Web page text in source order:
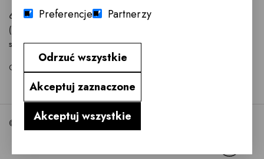
603 752 799
(81) 745-96-30
s.noszczyk@nelissen.pl
GODZINY OTWARCIA : Poniedziałek - Sobota 10.00 - 18.00
©2026 Nelissen.pl
Preferencje
Partnerzy
Odrzuć wszystkie
Akceptuj zaznaczone
Akceptuj wszystkie